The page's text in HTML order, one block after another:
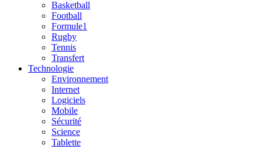
Basketball
Football
Formule1
Rugby
Tennis
Transfert
Technologie
Environnement
Internet
Logiciels
Mobile
Sécurité
Science
Tablette